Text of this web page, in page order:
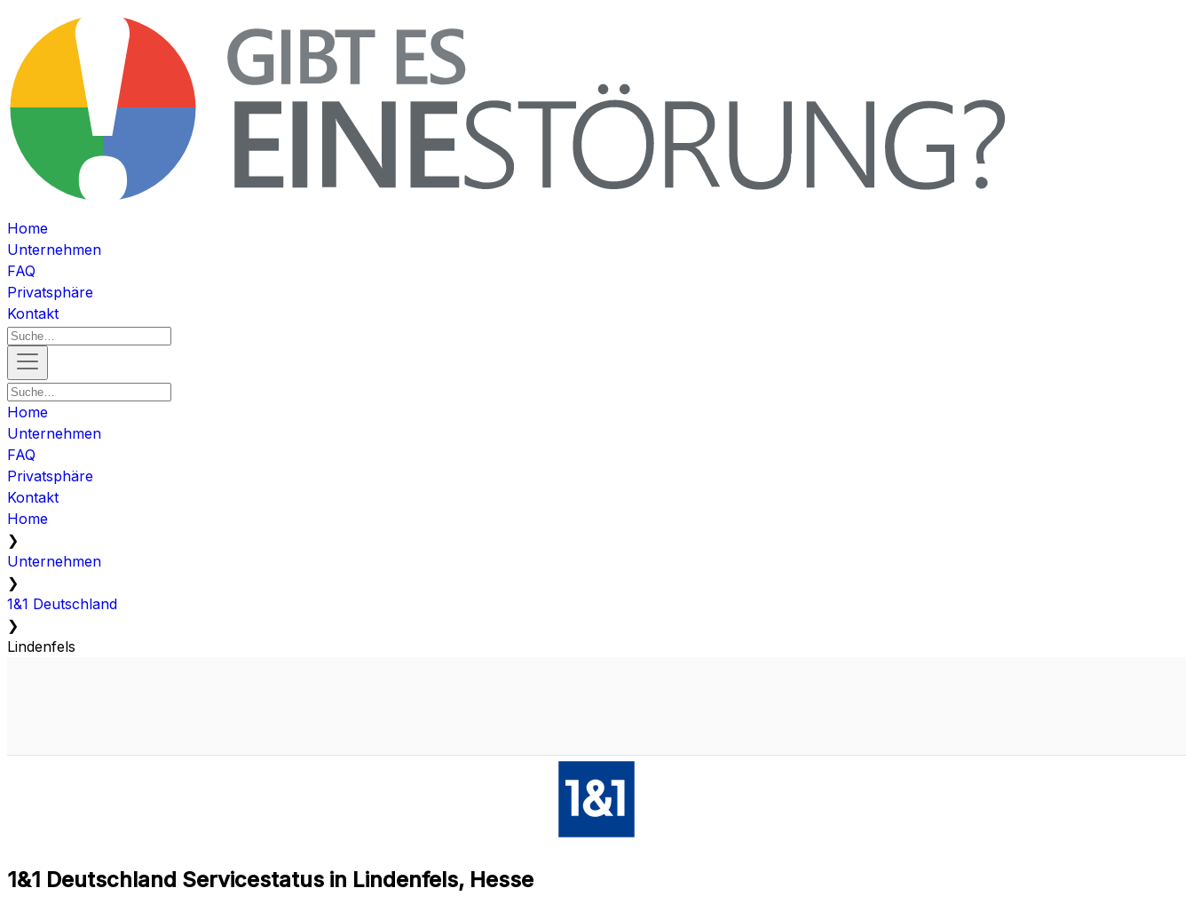
Home
Unternehmen
FAQ
Privatsphäre
Kontakt
Home
Unternehmen
FAQ
Privatsphäre
Kontakt
Home
❯
Unternehmen
❯
1&1 Deutschland
❯
Lindenfels
1&1 Deutschland Servicestatus in Lindenfels, Hesse